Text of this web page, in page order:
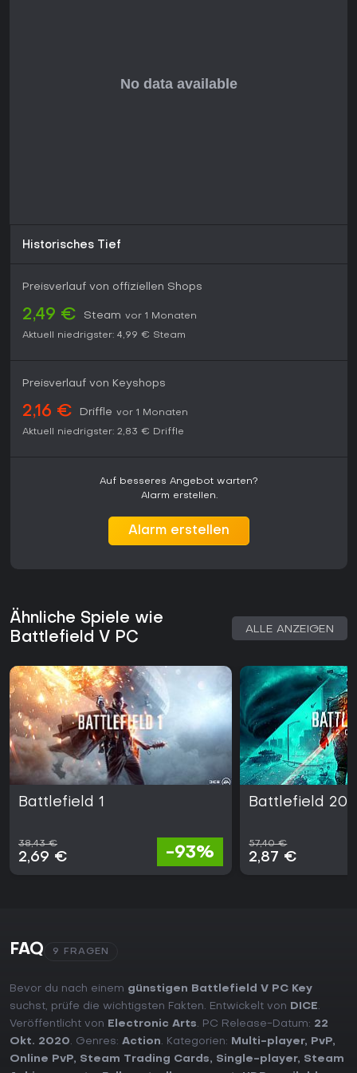
Historisches Tief
Preisverlauf von offiziellen Shops
2,49 € Steam vor 1 Monaten
Aktuell niedrigster: 4,99 € Steam
Preisverlauf von Keyshops
2,16 € Driffle vor 1 Monaten
Aktuell niedrigster: 2,83 € Driffle
Auf besseres Angebot warten?
Alarm erstellen.
Alarm erstellen
Ähnliche Spiele wie
Battlefield V PC
ALLE ANZEIGEN
Battlefield 1
38,43 €
2,69 € -93%
Battlefield
57,40 €
2,87 €
FAQ 9 FRAGEN
Bevor du nach einem günstigen Battlefield V PC Key
suchst, prüfe die wichtigsten Fakten. Entwickelt von
DICE.
Veröffentlicht von
Electronic Arts. PC Release-Datum: 22
Okt. 2020. Genres: Action. Kategorien: Multi-player, PvP,
Online PvP, Steam Trading Cards, Single-player, Steam